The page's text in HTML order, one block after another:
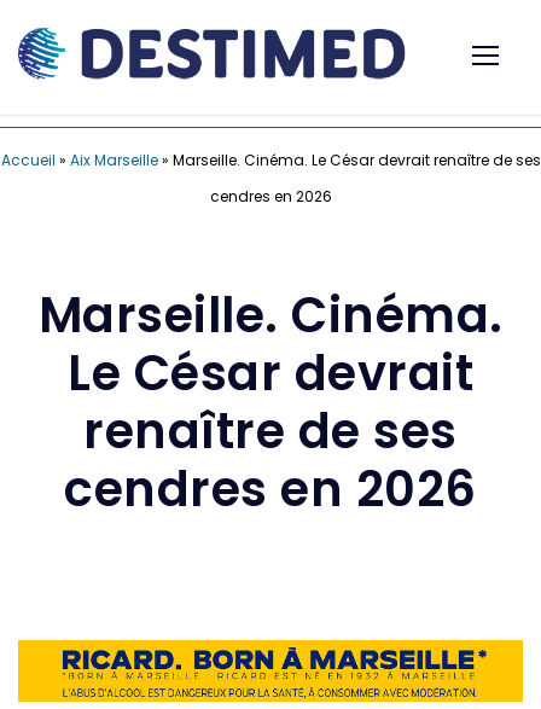
Accueil » Aix Marseille» Marseille. Cinéma. Le César devrait renaître de ses
cendres en 2026
Marseille. Cinéma.
Le César devrait
renaître de ses
cendres en 2026